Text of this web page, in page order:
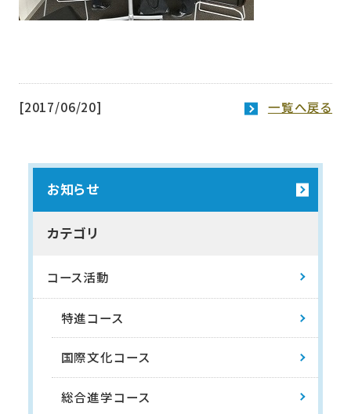
[2017/06/20] 一覧へ戻る
お知らせ
カテゴリ
コース活動
特進コース
国際文化コース
総合進学コース